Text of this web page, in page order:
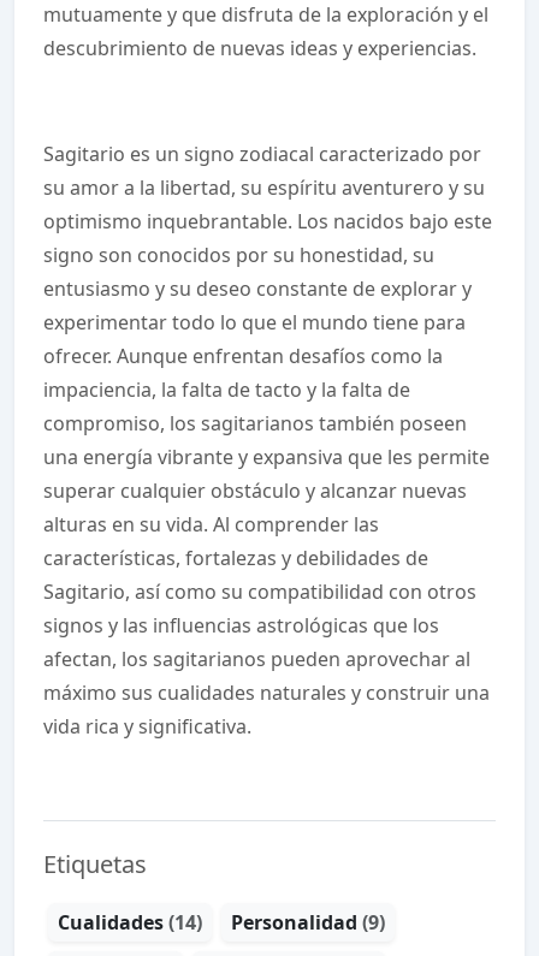
mutuamente y que disfruta de la exploración y el
descubrimiento de nuevas ideas y experiencias.
Sagitario es un signo zodiacal caracterizado por
su amor a la libertad, su espíritu aventurero y su
optimismo inquebrantable. Los nacidos bajo este
signo son conocidos por su honestidad, su
entusiasmo y su deseo constante de explorar y
experimentar todo lo que el mundo tiene para
ofrecer. Aunque enfrentan desafíos como la
impaciencia, la falta de tacto y la falta de
compromiso, los sagitarianos también poseen
una energía vibrante y expansiva que les permite
superar cualquier obstáculo y alcanzar nuevas
alturas en su vida. Al comprender las
características, fortalezas y debilidades de
Sagitario, así como su compatibilidad con otros
signos y las influencias astrológicas que los
afectan, los sagitarianos pueden aprovechar al
máximo sus cualidades naturales y construir una
vida rica y significativa.
Etiquetas
Cualidades(14) Personalidad (9)